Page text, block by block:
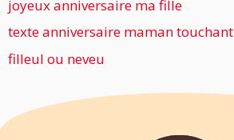
joyeux anniversaire ma fille
texte anniversaire maman touchant
filleul ou neveu